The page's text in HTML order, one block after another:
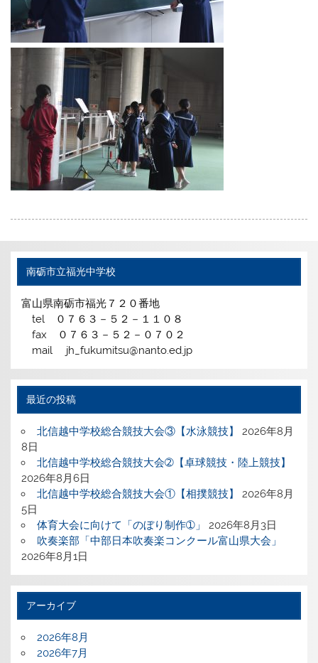
南砺市立福光中学校
富山県南砺市福光７２０番地
tel ０７６３－５２－１１０８
fax ０７６３－５２－０７０２
mail jh_fukumitsu@nanto.ed.jp
最近の投稿
北信越中学校総合競技大会③【水泳競技】
2026年8月
8日
北信越中学校総合競技大会➁【卓球競技・陸上競技】
2026年8月6日
北信越中学校総合競技大会①【相撲競技】
2026年8月
5日
体育大会に向けて「のぼり制作➀」
2026年8月3日
吹奏楽部「中部日本吹奏楽コンクール富山県大会」
2026年8月1日
アーカイブ
2026年8月
2026年7月